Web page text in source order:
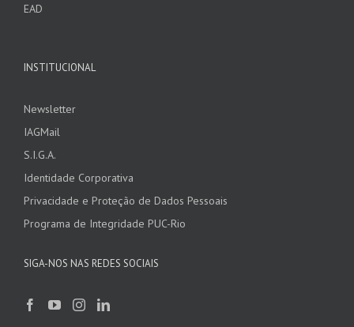
EAD
INSTITUCIONAL
Newsletter
IAGMail
S.I.G.A.
Identidade Corporativa
Privacidade e Proteção de Dados Pessoais
Programa de Integridade PUC-Rio
SIGA-NOS NAS REDES SOCIAIS